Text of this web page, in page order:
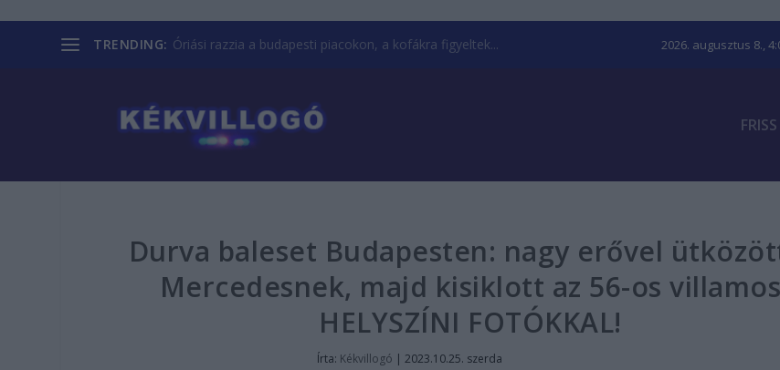
TRENDING: Óriási razzia a budapesti piacokon, a kofákra figyeltek... 2026. augusztus 8.,
FRISS
Durva baleset Budapesten: nagy erővel
Mercedesnek, majd kisiklott az 56-os villamos
HELYSZÍNI FOTÓKKAL!
Írta: Kékvillogó | 2023.10.25. szerda